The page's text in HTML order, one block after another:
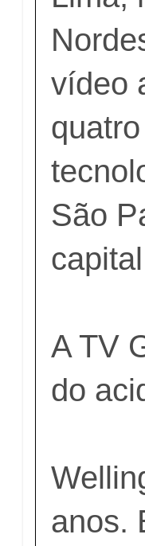
vídeo
São
A TV
do
anos.